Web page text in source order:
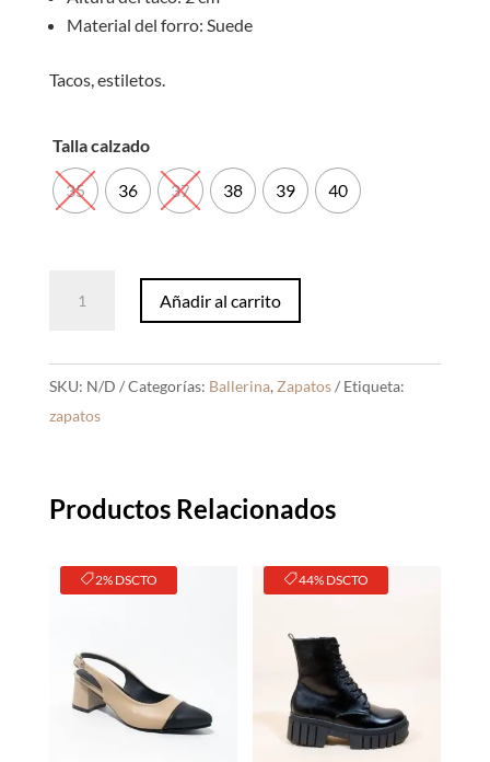
Material del forro: Suede
Tacos, estiletos.
Talla calzado
35 36 37 38 39 40
Lazo
Añadir al carrito
SKU: N/D Categorías: Ballerina, Zapatos
Etiqueta:
zapatos
Productos Relacionados
2% DSCTO 44% DSCTO